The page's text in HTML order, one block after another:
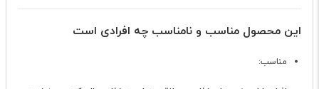
این محصول مناسب و نامناسب چه افرادی است
مناسب: